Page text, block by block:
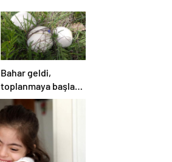
Bahar geldi,
toplanmaya başladı!
Erzurum’da
vatandaşlara zehirli
mantar uyarısı:
Ölümcül olabilir